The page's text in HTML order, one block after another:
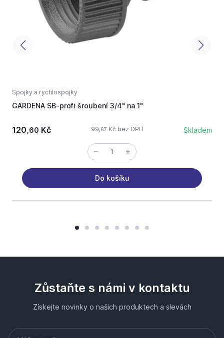
Spojky a rychlospojky
GARDENA SB-profi šroubení 3/4" na 1"
120,60 Kč 99,67 Kč bez DPH Skladem
Do košíku
Zůstaňte s námi v kontaktu
Získejte novinky o našich produktech a slevách